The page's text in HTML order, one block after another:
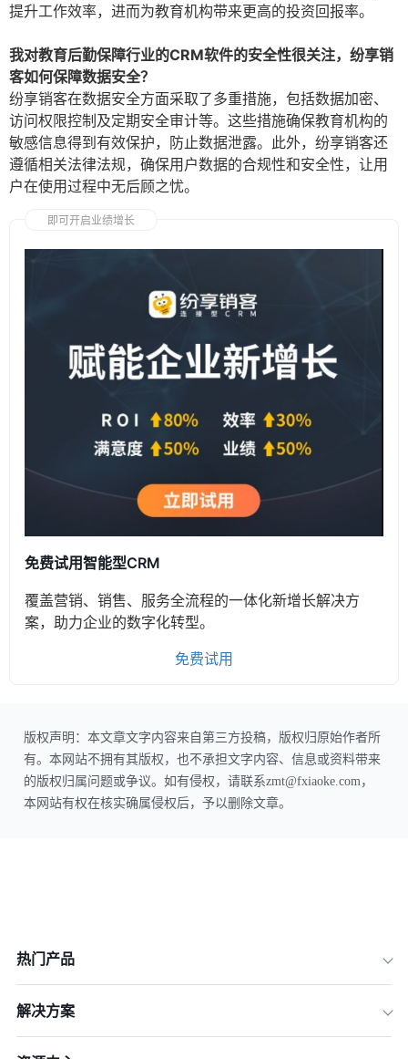
提升工作效率，进而为教育机构带来更高的投资回报率。
我对教育后勤保障行业的CRM软件的安全性很关注，纷享销
客如何保障数据安全？
纷享销客在数据安全方面采取了多重措施，包括数据加密、
访问权限控制及定期安全审计等。这些措施确保教育机构的
敏感信息得到有效保护，防止数据泄露。此外，纷享销客还
遵循相关法律法规，确保用户数据的合规性和安全性，让用
户在使用过程中无后顾之忧。
即可开启业绩增长
免费试用智能型CRM
覆盖营销、销售、服务全流程的一体化新增长解决方
案，助力企业的数字化转型。
免费试用
版权声明：本文章文字内容来自第三方投稿，版权归原始作者所
有。本网站不拥有其版权，也不承担文字内容、信息或资料带来
的版权归属问题或争议。如有侵权，请联系zmt@fxiaoke.com，
本网站有权在核实确属侵权后，予以删除文章。
热门产品
解决方案